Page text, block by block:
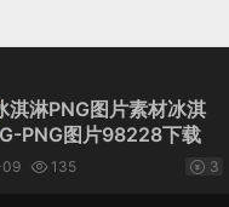
淇淋PNG图片素材冰淇
PNG图片98228下载
135 3